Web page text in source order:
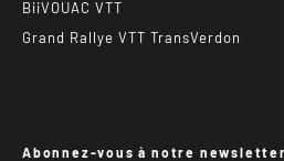
BiiVOUAC VTT
Grand Rallye VTT TransVerdon
Abonnez-vous à notre newsletter